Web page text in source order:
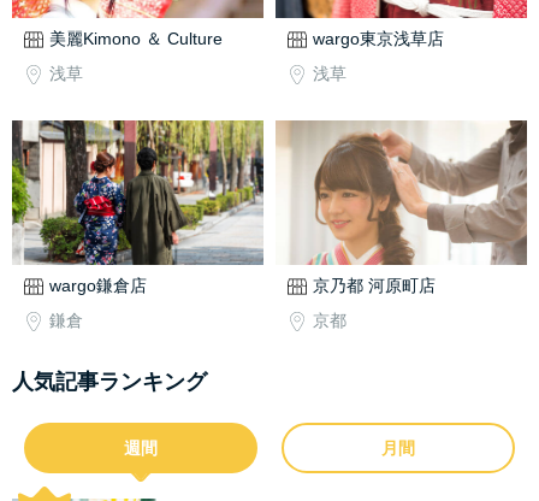
美麗Kimono ＆ Culture
浅草
wargo東京浅草店
浅草
wargo鎌倉店
鎌倉
京乃都 河原町店
京都
人気記事ランキング
週間 月間